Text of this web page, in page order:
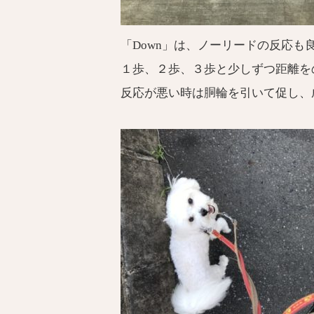
「Down」は、ノーリードの反応
１歩、２歩、３歩と少しずつ距離
反応が悪い時は胴輪を引いて促し